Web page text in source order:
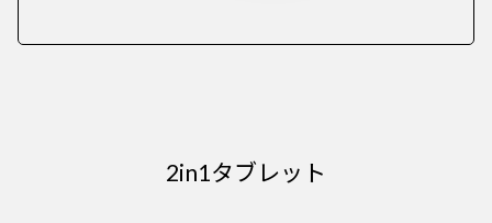
2in1タブレット